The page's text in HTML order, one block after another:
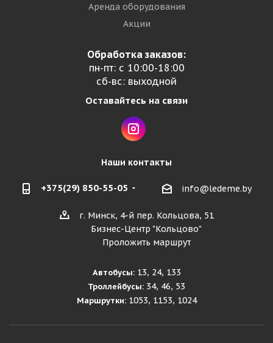
Аренда оборудования
Акции
Обработка заказов:
пн-пт: с 10:00-18:00
сб-вс: выходной
Оставайтесь на связи
Наши контакты
+375(29) 850-55-05 info@ledeme.by
г. Минск, 4-й пер. Кольцова, 51
Бизнес-Центр "Кольцово"
Проложить маршрут
Автобусы:13, 24, 133
Троллейбусы: 34, 46, 53
Маршрутки:1053, 1153, 1024